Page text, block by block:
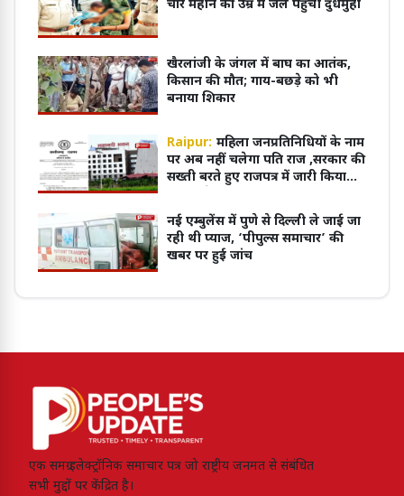
चार महीने की उम्र में जेल पहुंची दुधमुंही
खैरलांजी के जंगल में बाघ का आतंक,
किसान की मौत; गाय-बछड़े को भी
बनाया शिकार
Raipur: महिला जनप्रतिनिधियों के नाम
पर अब नहीं चलेगा पति राज ,सरकार की
सख्ती बरते हुए राजपत्र में जारी किया
नई एम्बुलेंस में पुणे से दिल्ली ले जाई जा
रही थी प्याज, ‘पीपुल्स समाचार’ की
खबर पर हुई जांच
एक समग्र इलेक्ट्रॉनिक समाचार पत्र जो राष्ट्रीय जनमत से संबंधित
सभी मुद्दों पर केंद्रित है।